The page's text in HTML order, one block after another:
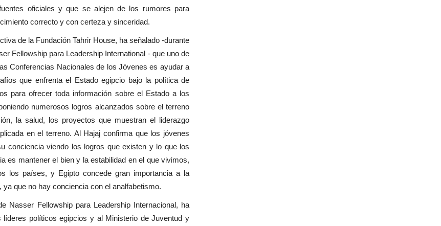
oficiales y que se alejen de los rumores para
correcto y con certeza y sinceridad.
de la Fundación Tahrir House, ha señalado -durante
Fellowship para Leadership International - que uno de
Conferencias Nacionales de los Jóvenes es ayudar a
que enfrenta el Estado egipcio bajo la política de
para ofrecer toda información sobre el Estado a los
numerosos logros alcanzados sobre el terreno
la salud, los proyectos que muestran el liderazgo
en el terreno. Al Hajaj confirma que los jóvenes
conciencia viendo los logros que existen y lo que los
es mantener el bien y la estabilidad en el que vivimos,
los países, y Egipto concede gran importancia a la
que no hay conciencia con el analfabetismo.
Nasser Fellowship para Leadership Internacional, ha
políticos egipcios y al Ministerio de Juventud y